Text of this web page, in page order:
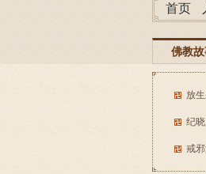
首页
佛教
放
纪
戒